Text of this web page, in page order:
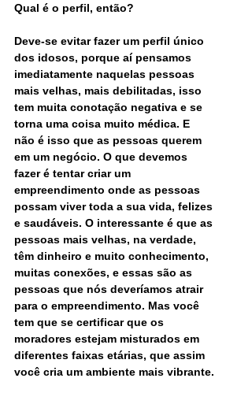
Qual é o perfil, então?
Deve-se evitar fazer um perfil único
dos idosos, porque aí pensamos
imediatamente naquelas pessoas
mais velhas, mais debilitadas, isso
tem muita conotação negativa e se
torna uma coisa muito médica. E
não é isso que as pessoas querem
em um negócio. O que devemos
fazer é tentar criar um
empreendimento onde as pessoas
possam viver toda a sua vida, felizes
e saudáveis. O interessante é que as
pessoas mais velhas, na verdade,
têm dinheiro e muito conhecimento,
muitas conexões, e essas são as
pessoas que nós deveríamos atrair
para o empreendimento. Mas você
tem que se certificar que os
moradores estejam misturados em
diferentes faixas etárias, que assim
você cria um ambiente mais vibrante.